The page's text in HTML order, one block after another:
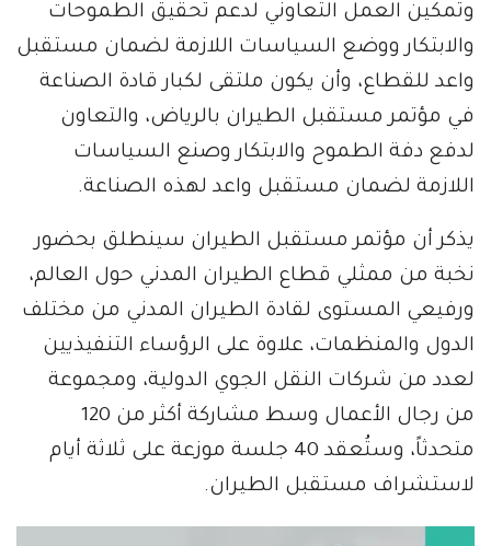
وتمكين العمل التعاوني لدعم تحقيق الطموحات
والابتكار ووضع السياسات اللازمة لضمان مستقبل
واعد للقطاع، وأن يكون ملتقى لكبار قادة الصناعة
في مؤتمر مستقبل الطيران بالرياض، والتعاون
لدفع دفة الطموح والابتكار وصنع السياسات
اللازمة لضمان مستقبل واعد لهذه الصناعة.
يذكر أن مؤتمر مستقبل الطيران سينطلق بحضور
نخبة من ممثلي قطاع الطيران المدني حول العالم،
ورفيعي المستوى لقادة الطيران المدني من مختلف
الدول والمنظمات، علاوة على الرؤساء التنفيذيين
لعدد من شركات النقل الجوي الدولية، ومجموعة
من رجال الأعمال وسط مشاركة أكثر من 120
متحدثاً، وستُعقد 40 جلسة موزعة على ثلاثة أيام
لاستشراف مستقبل الطيران.